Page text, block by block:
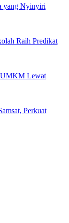
yang Nyinyiri
Raih Predikat
UMKM Lewat
Perkuat